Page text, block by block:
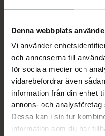
Denna webbplats
Vi använder
och annonserna till
för sociala medier och
vidarebefordrar även
information från din enhet
annons- och
Dessa kan i sin tur
information som du har
Aktuella erbjudanden
Beskrivning
EAN: